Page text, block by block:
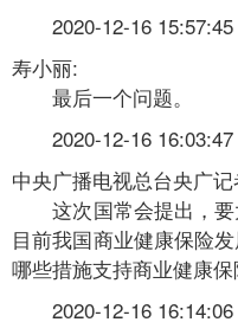
2020-12-16 15:57:45
寿小丽:
最后一个问题。
2020-12-16 16:03:47
中央广播电视总台央广记
这次国常会提出，要
目前我国商业健康保险
哪些措施支持商业健康保
2020-12-16 16:14:06